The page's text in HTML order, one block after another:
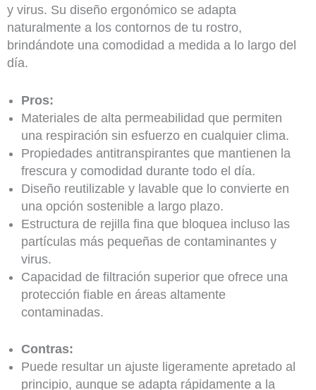
y virus. Su diseño ergonómico se adapta
naturalmente a los contornos de tu rostro,
brindándote una comodidad a medida a lo largo del
día.
Pros:
Materiales de alta permeabilidad que permiten
una respiración sin esfuerzo en cualquier clima.
Propiedades antitranspirantes que mantienen la
frescura y comodidad durante todo el día.
Diseño reutilizable y lavable que lo convierte en
una opción sostenible a largo plazo.
Estructura de rejilla fina que bloquea incluso las
partículas más pequeñas de contaminantes y
virus.
Capacidad de filtración superior que ofrece una
protección fiable en áreas altamente
contaminadas.
Contras:
Puede resultar un ajuste ligeramente apretado al
principio, aunque se adapta rápidamente a la